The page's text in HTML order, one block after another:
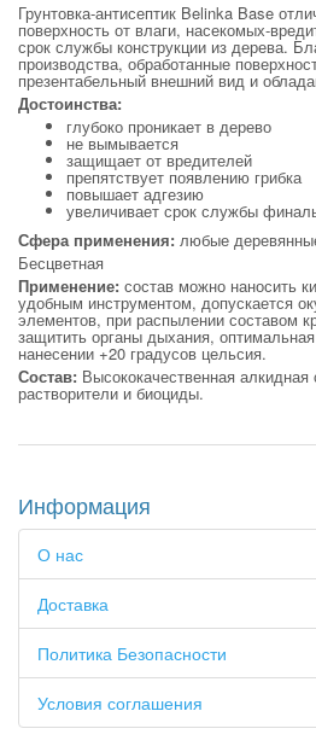
Грунтовка-антисептик Belinka Base
поверхность от влаги, насекомых-
срок службы конструкции из дерева.
производства, обработанные
презентабельный внешний вид и
Достоинства:
глубоко проникает в дерево
не вымывается
защищает от вредителей
препятствует появлению грибка
повышает адгезию
увеличивает срок службы
Сфера применения: любые
Бесцветная
Применение: состав можно наносить
удобным инструментом, допускается
элементов, при распылении составом
защитить органы дыхания,
нанесении +20 градусов цельсия.
Состав: Высококачественная алкидная
растворители и биоциды.
Информация
О нас
Доставка
Политика Безопасности
Условия соглашения